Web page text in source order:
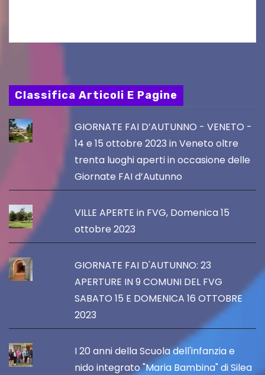
Classifica Articoli E Pagine
GIORNATE FAI D’AUTUNNO - VENETO -
14 e 15 ottobre 2023 in Veneto oltre
trenta luoghi aperti in occasione delle
Giornate FAI d’Autunno
VILLE APERTE in FVG, Domenica 15
ottobre 2023
GIORNATE FAI D'AUTUNNO: 23
APERTURE IN 9 COMUNI DEL FVG
SABATO 15 E DOMENICA 16 OTTOBRE
2023
I 20 anni della Scuola dell'infanzia e
nido integrato "Maria Bambina" di Silea